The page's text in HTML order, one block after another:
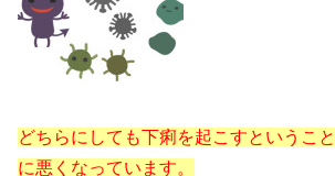
どちらにしても下痢を起こすというこ
に悪くなっています。